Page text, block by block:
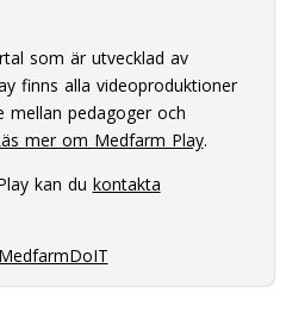
som är utvecklad av
finns alla videoproduktioner
mellan pedagoger och
mer om Medfarm Play.
kan du kontakta
MedfarmDoIT